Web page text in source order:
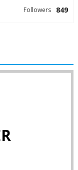
849
Followers